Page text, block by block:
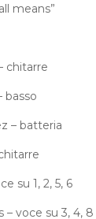
means”
chitarre
basso
– batteria
su 1, 2, 5, 6
– voce su 3, 4, 8